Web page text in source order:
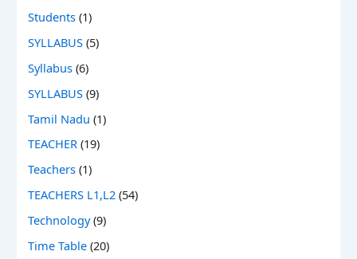
Students (1)
SYLLABUS (5)
Syllabus (6)
SYLLABUS (9)
Tamil Nadu (1)
TEACHER (19)
Teachers (1)
TEACHERS L1,L2 (54)
Technology(9)
Time Table (20)